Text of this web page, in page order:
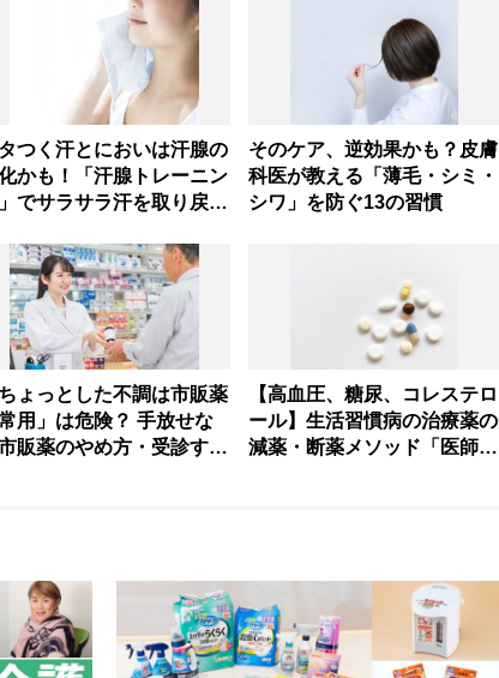
つく汗とにおいは汗腺の
かも！「汗腺トレーニン
でサラサラ汗を取り戻
そのケア、逆効果かも？皮膚
科医が教える「薄毛・シミ・
シワ」を防ぐ13の習慣
ちょっとした不調は市販薬
用」は危険？ 手放せな
販薬のやめ方・受診する
【高血圧、糖尿、コレステロ
ール】生活習慣病の治療薬の
減薬・断薬メソッド「医師の